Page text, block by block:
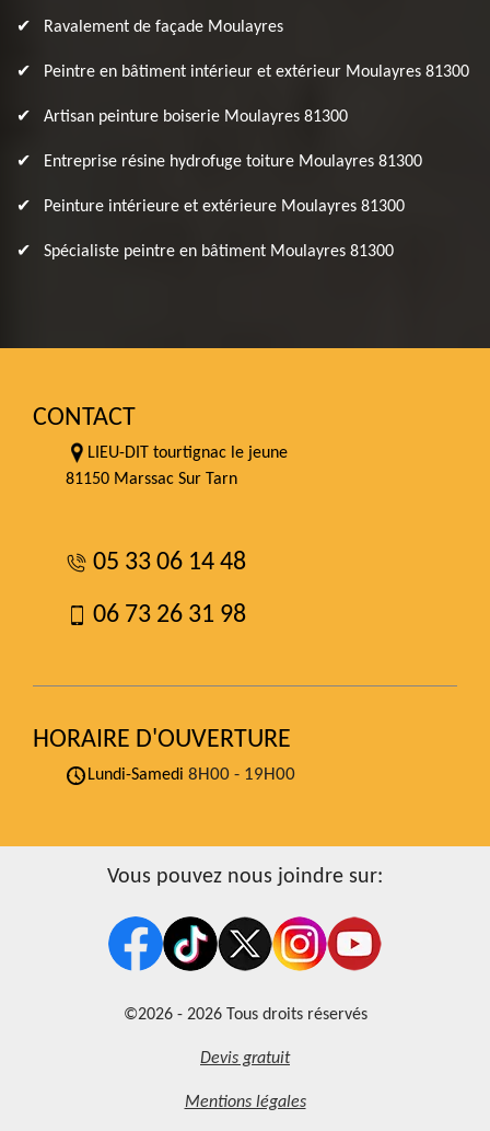
Ravalement de façade Moulayres
Peintre en bâtiment intérieur et extérieur Moulayres 81300
Artisan peinture boiserie Moulayres 81300
Entreprise résine hydrofuge toiture Moulayres 81300
Peinture intérieure et extérieure Moulayres 81300
Spécialiste peintre en bâtiment Moulayres 81300
CONTACT
LIEU-DIT tourtignac le jeune
81150 Marssac Sur Tarn
05 33 06 14 48
06 73 26 31 98
HORAIRE D'OUVERTURE
Lundi-Samedi 8H00 - 19H00
Vous pouvez nous joindre sur:
©2026 - 2026 Tous droits réservés
Devis gratuit
Mentions légales